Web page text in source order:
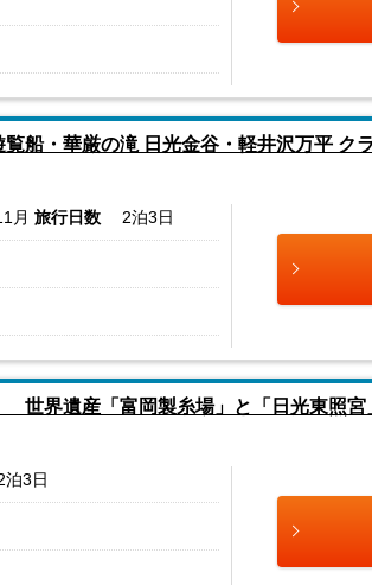
覧船・華厳の滝 日光金谷・軽井沢万平 ク
月 旅行日数 2泊3日
世界遺産「富岡製糸場」と「日光東照
泊3日